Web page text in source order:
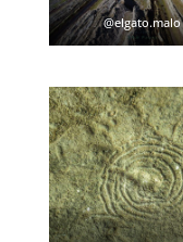
@elgato.malo